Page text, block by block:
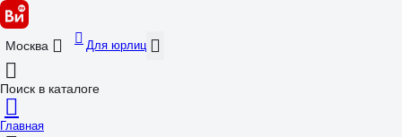
Москва Для юрлиц
Поиск в каталоге
Главная